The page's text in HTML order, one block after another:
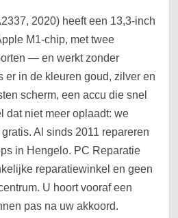
2020) heeft een 13,3-inch
M1-chip, met twee
— en werkt zonder
er in de kleuren goud, zilver en
scherm, een accu die snel
dat niet meer oplaadt: we
Al sinds 2011 repareren
in Hengelo. PC Reparatie
reparatiewinkel en geen
U hoort vooraf een
pas na uw akkoord.